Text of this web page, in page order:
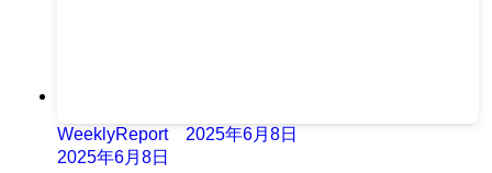
WeeklyReport 2025年6月8日
2025年6月8日